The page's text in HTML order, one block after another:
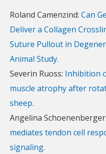
Roland Camenzind: Can
Deliver a Collagen
Suture Pullout in
Animal Study.
Severin Ruoss: Inhibition
muscle atrophy after
sheep.
Angelina Schoenenberger:
mediates tendon cell
signaling.